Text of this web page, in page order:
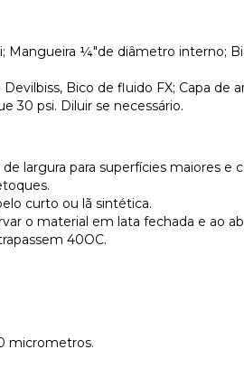
Mangueira ¼"de diâmetro interno;
Bico de fluido FX; Capa de
30 psi. Diluir se necessário.
largura para superfícies maiores e
curto ou lã sintética.
o material em lata fechada e ao
40OC.
micrometros.